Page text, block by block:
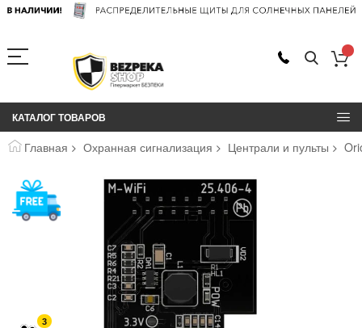
КАТАЛОГ ТОВАРОВ
Главная Охранная сигнализация Централи и пульты
3
Пропустить
перейти